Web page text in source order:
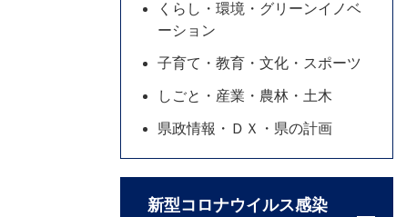
くらし・環境・グリーンイノベ
ーション
子育て・教育・文化・スポーツ
しごと・産業・農林・土木
県政情報・ＤＸ・県の計画
新型コロナウイルス感染